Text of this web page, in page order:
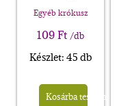
Egyéb krókusz
109Ft /db
Készlet: 45 db
Kosárba teszem